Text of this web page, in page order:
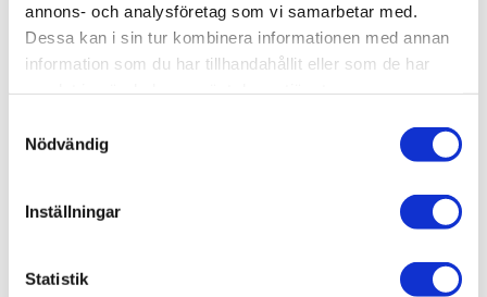
annons- och analysföretag som vi samarbetar med.
Dessa kan i sin tur kombinera informationen med annan
information som du har tillhandahållit eller som de har
Nödvändig
Inställningar
Statistik
De metalliska färgerna har omarbetats för att ge
förbättrad täckförmåga, smidigare applicering och bättre
självutjämnande egenskaper. De sprids mycket lätt och
innehåller nya metallpigment med ultrafina partiklar som
De metalliska färgerna kan blandas med varandra för att
Förpackning: Model Color levereras i flaskor om 18
ml/0,6 fl oz med pipett. Denna förpackning förhindrar att
färgen avdunstar eller torkar i behållaren, vilket gör att